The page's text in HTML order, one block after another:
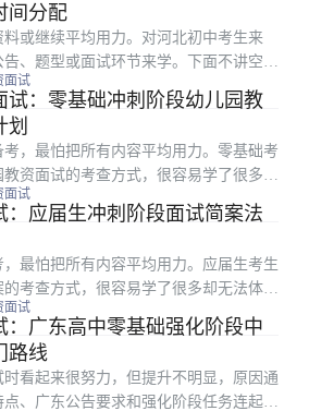
间分配
或继续平均用力。对河北初中考生来
、题型或面试环节来学。下面不讲空泛
直接照做的模考时间分配路径。 一、
仪态 围绕河北初中教资面试，零基础
面试
试：零基础冲刺阶段幼儿园教
划
，最怕把所有内容平均用力。零基础考
资面试的考查方式，很容易学了很多却
。围绕两周冲刺计划，更稳妥的做法是
背诵、刷题或模拟。 一、重庆安排下
面试
：应届生冲刺阶段面试简案法
最怕把所有内容平均用力。应届生考生
考查方式，很容易学了很多却无法体现
规速记，更稳妥的做法是先确定高频环
模拟。 一、这篇适合哪类考生：面试
面试
：广东高中零基础强化阶段中
路线
看起来很努力，但提升不明显，原因通
、广东公告要求和强化阶段任务连起